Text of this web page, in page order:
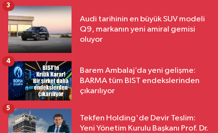
Audi tarihinin en büyük SUV modeli
Q9, markanın yeni amiral gemisi
oluyor
3
Barem Ambalaj’da yeni gelişme:
BARMA tüm BIST endekslerinden
çıkarılıyor
4
Tekfen Holding'de Devir Teslim:
Yeni Yönetim Kurulu Başkanı Prof. Dr.
5